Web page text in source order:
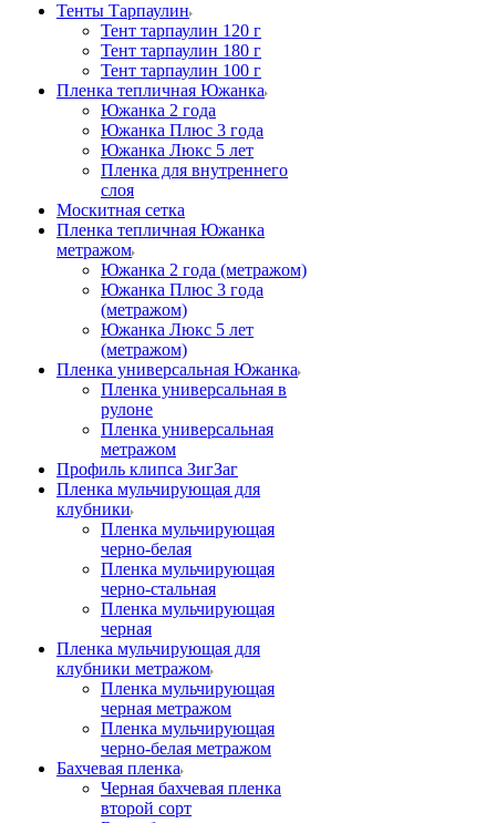
Тенты Тарпаулин
Тент тарпаулин 120 г
Тент тарпаулин 180 г
Тент тарпаулин 100 г
Пленка тепличная Южанка
Южанка 2 года
Южанка Плюс 3 года
Южанка Люкс 5 лет
Пленка для внутреннего
слоя
Москитная сетка
Пленка тепличная Южанка
метражом
Южанка 2 года (метражом)
Южанка Плюс 3 года
(метражом)
Южанка Люкс 5 лет
(метражом)
Пленка универсальная Южанка
Пленка универсальная в
рулоне
Пленка универсальная
метражом
Профиль клипса ЗигЗаг
Пленка мульчирующая для
клубники
Пленка мульчирующая
черно-белая
Пленка мульчирующая
черно-стальная
Пленка мульчирующая
черная
Пленка мульчирующая для
клубники метражом
Пленка мульчирующая
черная метражом
Пленка мульчирующая
черно-белая метражом
Бахчевая пленка
Черная бахчевая пленка
второй сорт